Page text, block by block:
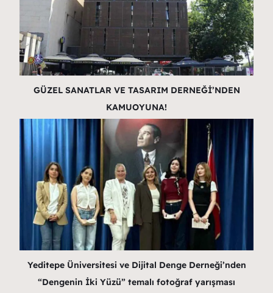
GÜZEL SANATLAR VE TASARIM DERNEĞİ’NDEN
KAMUOYUNA!
Yeditepe Üniversitesi ve Dijital Denge Derneği’nden
“Dengenin İki Yüzü” temalı fotoğraf yarışması